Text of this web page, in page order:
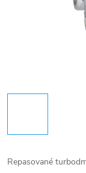
Repasované